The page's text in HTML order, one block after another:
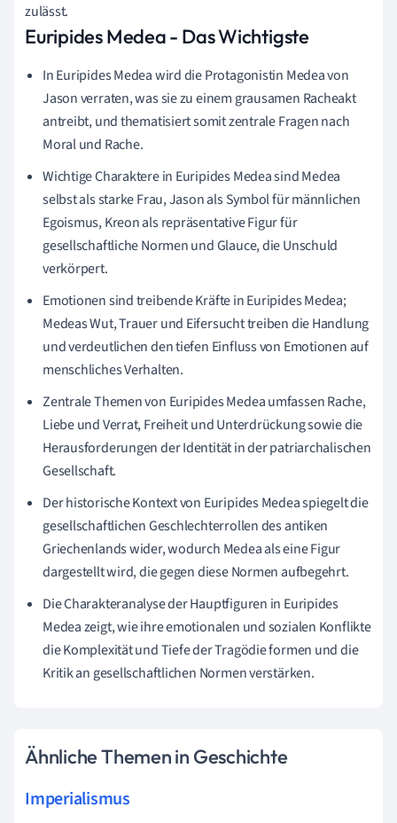
zulässt.
Euripides Medea - Das Wichtigste
In Euripides Medea wird die Protagonistin Medea von
Jason verraten, was sie zu einem grausamen Racheakt
antreibt, und thematisiert somit zentrale Fragen nach
Moral und Rache.
Wichtige Charaktere in Euripides Medea sind Medea
selbst als starke Frau, Jason als Symbol für männlichen
Egoismus, Kreon als repräsentative Figur für
gesellschaftliche Normen und Glauce, die Unschuld
verkörpert.
Emotionen sind treibende Kräfte in Euripides Medea;
Medeas Wut, Trauer und Eifersucht treiben die Handlung
und verdeutlichen den tiefen Einfluss von Emotionen auf
menschliches Verhalten.
Zentrale Themen von Euripides Medea umfassen Rache,
Liebe und Verrat, Freiheit und Unterdrückung sowie die
Herausforderungen der Identität in der patriarchalischen
Gesellschaft.
Der historische Kontext von Euripides Medea spiegelt die
gesellschaftlichen Geschlechterrollen des antiken
Griechenlands wider, wodurch Medea als eine Figur
dargestellt wird, die gegen diese Normen aufbegehrt.
Die Charakteranalyse der Hauptfiguren in Euripides
Medea zeigt, wie ihre emotionalen und sozialen Konflikte
die Komplexität und Tiefe der Tragödie formen und die
Kritik an gesellschaftlichen Normen verstärken.
Ähnliche Themen in Geschichte
Imperialismus